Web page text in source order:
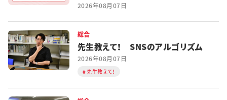
2026年08月07日
総合
先生教えて！ SNSのアルゴリズム
2026年08月07日
先生教えて！